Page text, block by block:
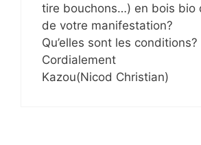
tire bouchons…) en bois bio
de votre manifestation?
Qu’elles sont les conditions?
Cordialement
Kazou(Nicod Christian)